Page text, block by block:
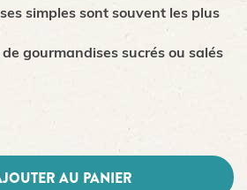
simples sont souvent les plus
gourmandises sucrés ou salés
AU PANIER